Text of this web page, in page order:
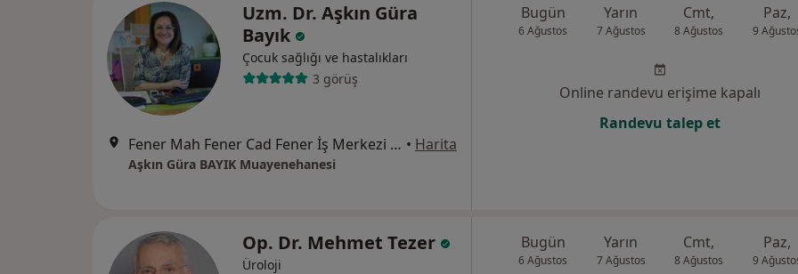
Uzm. Dr. Aşkın Güra
Bayık
Çocuk sağlığı ve hastalıkları
3 görüş
Fener Mah Fener Cad Fener İş Merkezi 9A2 Blok Kat 2 Daire 12, Antalya • Harita
Aşkın Güra BAYIK Muayenehanesi
Bugün
6 Ağustos
Yarın
7 Ağustos
Cmt,
8 Ağustos
Paz,
9
Online randevu erişime kapalı
Randevu talep et
Op. Dr. Mehmet Tezer
Üroloji
Bugün
6 Ağustos
Yarın
7 Ağustos
Cmt,
8 Ağustos
Paz,
9